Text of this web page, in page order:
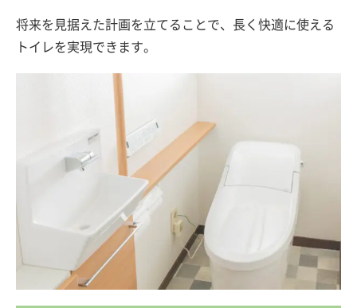
将来を見据えた計画を立てることで、長く快適に使える
トイレを実現できます。